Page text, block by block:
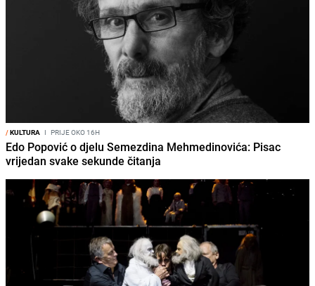
/KULTURA I PRIJE OKO 16H
Edo Popović o djelu Semezdina Mehmedinovića: Pisac
vrijedan svake sekunde čitanja